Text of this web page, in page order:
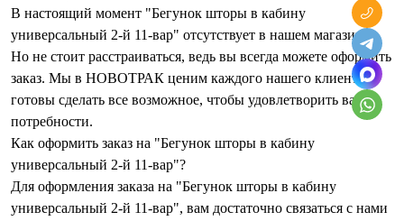
В настоящий момент "Бегунок шторы в кабину
универсальный 2-й 11-вар" отсутствует в нашем магазине.
Но не стоит расстраиваться, ведь вы всегда можете оформить
заказ. Мы в НОВОТРАК ценим каждого нашего клиента и
готовы сделать все возможное, чтобы удовлетворить ваши
потребности.
Как оформить заказ на "Бегунок шторы в кабину
универсальный 2-й 11-вар"?
Для оформления заказа на "Бегунок шторы в кабину
универсальный 2-й 11-вар", вам достаточно связаться с нами